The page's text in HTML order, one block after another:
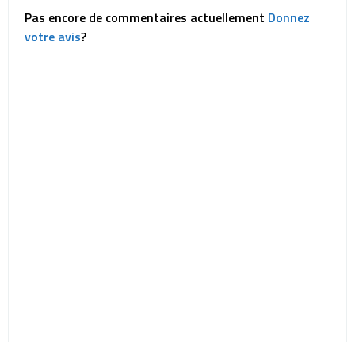
Pas encore de commentaires actuellement Donnez
votre avis?